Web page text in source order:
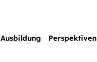
Ausbildung Perspektiven